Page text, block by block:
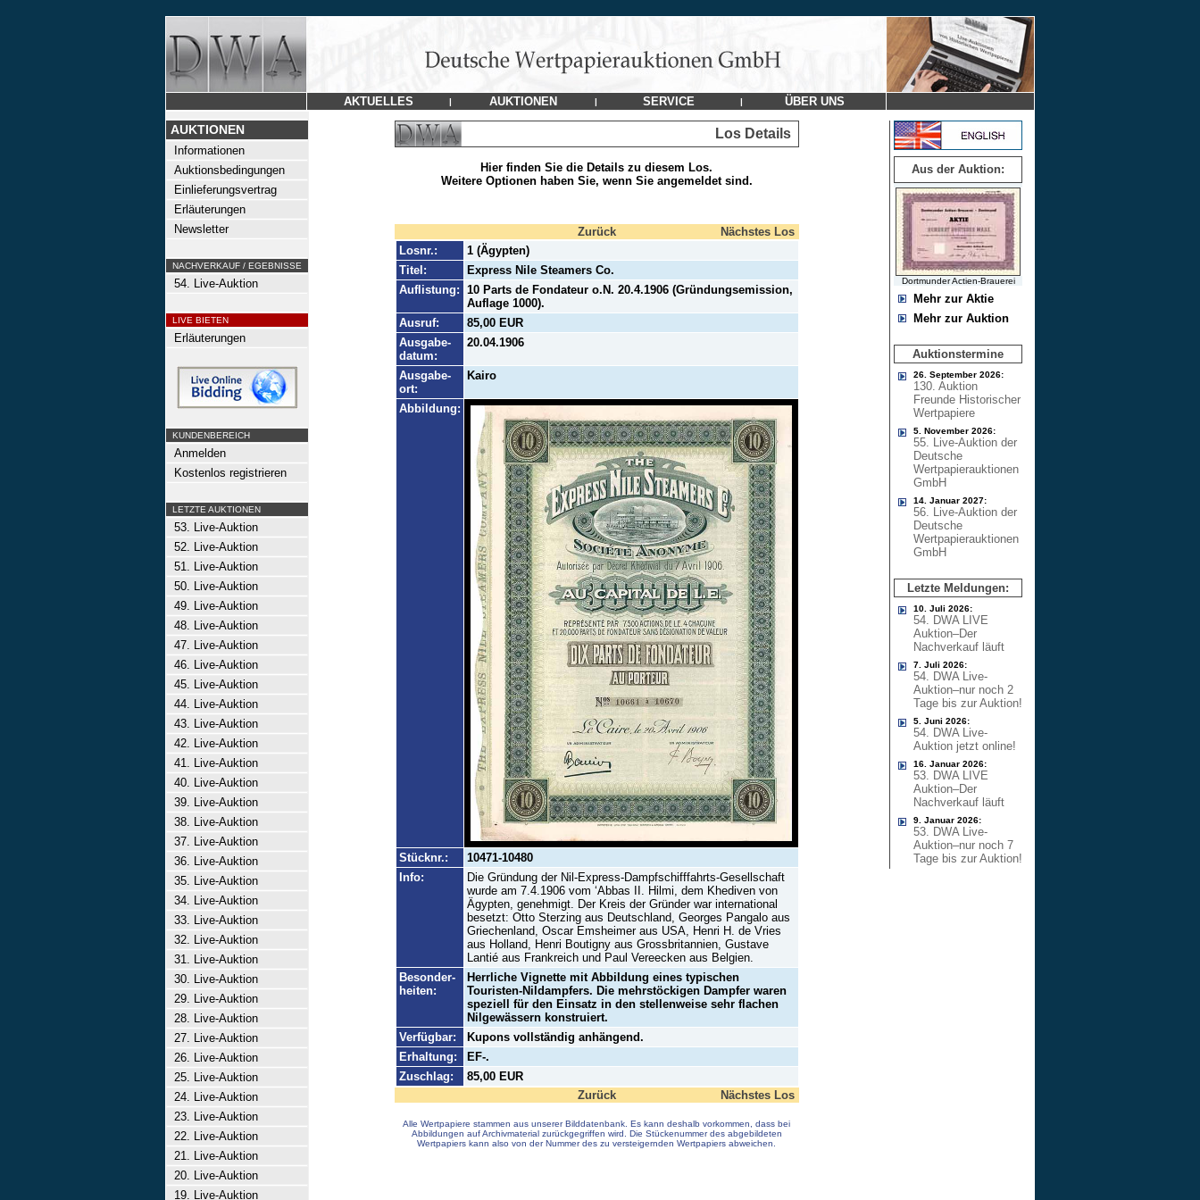
AKTUELLES | AUKTIONEN | SERVICE | ÜBER UNS
AUKTIONEN
Informationen
Auktionsbedingungen
Einlieferungsvertrag
Erläuterungen
Newsletter
NACHVERKAUF / EGEBNISSE
54. Live-Auktion
LIVE BIETEN
Erläuterungen
KUNDENBEREICH
Anmelden
Kostenlos registrieren
LETZTE AUKTIONEN
53. Live-Auktion
52. Live-Auktion
51. Live-Auktion
50. Live-Auktion
49. Live-Auktion
48. Live-Auktion
47. Live-Auktion
46. Live-Auktion
45. Live-Auktion
44. Live-Auktion
43. Live-Auktion
42. Live-Auktion
41. Live-Auktion
40. Live-Auktion
39. Live-Auktion
38. Live-Auktion
37. Live-Auktion
36. Live-Auktion
35. Live-Auktion
34. Live-Auktion
33. Live-Auktion
32. Live-Auktion
31. Live-Auktion
30. Live-Auktion
29. Live-Auktion
28. Live-Auktion
27. Live-Auktion
26. Live-Auktion
25. Live-Auktion
24. Live-Auktion
23. Live-Auktion
22. Live-Auktion
21. Live-Auktion
20. Live-Auktion
19. Live-Auktion
Los Details
Hier finden Sie die Details zu diesem Los.
Weitere Optionen haben Sie, wenn Sie angemeldet sind.
Zurück
Nächstes Los
Losnr.:
1 (Ägypten)
Titel:
Express Nile Steamers Co.
Auflistung: 10 Parts de Fondateur o.N. 20.4.1906 (Gründungsemission,
Auflage 1000).
Ausruf:
85,00 EUR
Ausgabe-
datum:
20.04.1906
Ausgabe-
ort:
Kairo
Abbildung:
Stücknr.:
10471-10480
Info:
Die Gründung der Nil-Express-Dampfschifffahrts-Gesellschaft
wurde am 7.4.1906 vom ‘Abbas II. Hilmi, dem Khediven von
Ägypten, genehmigt. Der Kreis der Gründer war international
besetzt: Otto Sterzing aus Deutschland, Georges Pangalo aus
Griechenland, Oscar Emsheimer aus USA, Henri H. de Vries
aus Holland, Henri Boutigny aus Grossbritannien, Gustave
Lantié aus Frankreich und Paul Vereecken aus Belgien.
Besonder-
heiten:
Herrliche Vignette mit Abbildung eines typischen
Touristen-Nildampfers. Die mehrstöckigen Dampfer waren
speziell für den Einsatz in den stellenweise sehr flachen
Nilgewässern konstruiert.
Verfügbar:
Kupons vollständig anhängend.
Erhaltung:
EF-.
Zuschlag:
85,00 EUR
Zurück
Nächstes Los
Alle Wertpapiere stammen aus unserer Bilddatenbank. Es kann deshalb vorkommen, dass bei
Abbildungen auf Archivmaterial zurückgegriffen wird. Die Stückenummer des abgebildeten
Wertpapiers kann also von der Nummer des zu versteigernden Wertpapiers abweichen.
Aus der Auktion:
Dortmunder Actien-Brauerei
Mehr zur Aktie
Mehr zur Auktion
Auktionstermine
26. September 2026:
130. Auktion
Freunde Historischer
Wertpapiere
5. November 2026:
55. Live-Auktion der
Deutsche
Wertpapierauktionen
GmbH
14. Januar 2027:
56. Live-Auktion der
Deutsche
Wertpapierauktionen
GmbH
Letzte Meldungen:
10. Juli 2026:
54. DWA LIVE
Auktion–Der
Nachverkauf läuft
7. Juli 2026:
54. DWA Live-
Auktion–nur noch 2
Tage bis zur Auktion!
5. Juni 2026:
54. DWA Live-
Auktion jetzt online!
16. Januar 2026:
53. DWA LIVE
Auktion–Der
Nachverkauf läuft
9. Januar 2026:
53. DWA Live-
Auktion–nur noch 7
Tage bis zur Auktion!